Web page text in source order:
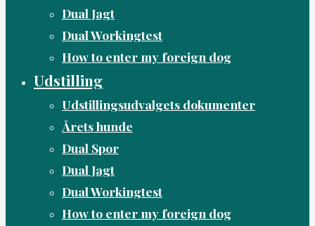
Dual Jagt
Dual Workingtest
How to enter my foreign dog
Udstilling
Udstillingsudvalgets dokumenter
Årets hunde
Dual Spor
Dual Jagt
Dual Workingtest
How to enter my foreign dog